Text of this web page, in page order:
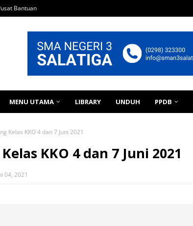
Bantuan
MENU UTAMA LIBRARY UNDUH PPDB
Kelas KKO 4 dan 7 Juni 2021
KKO 4 dan 7 Juni 2021
04, 2021